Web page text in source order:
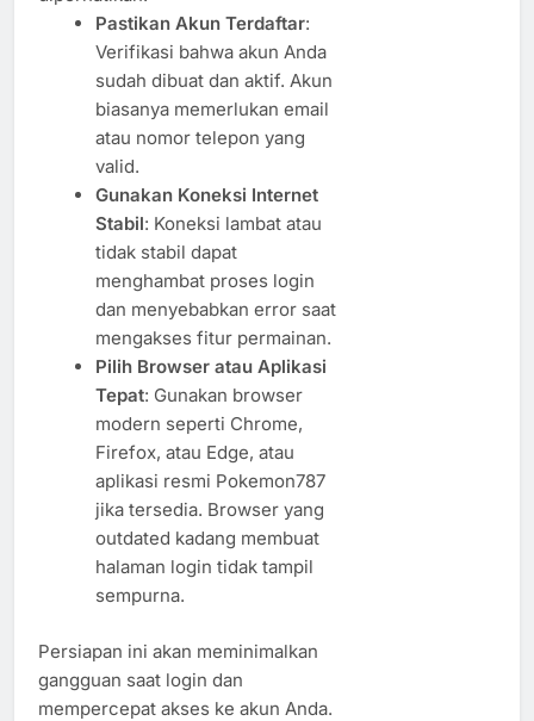
Pastikan Akun Terdaftar:
Verifikasi bahwa akun Anda
sudah dibuat dan aktif. Akun
biasanya memerlukan email
atau nomor telepon yang
valid.
Gunakan Koneksi Internet
Stabil: Koneksi lambat atau
tidak stabil dapat
menghambat proses login
dan menyebabkan error saat
mengakses fitur permainan.
Pilih Browser atau Aplikasi
Tepat: Gunakan browser
modern seperti Chrome,
Firefox, atau Edge, atau
aplikasi resmi Pokemon787
jika tersedia. Browser yang
outdated kadang membuat
halaman login tidak tampil
sempurna.
Persiapan ini akan meminimalkan
gangguan saat login dan
mempercepat akses ke akun Anda.